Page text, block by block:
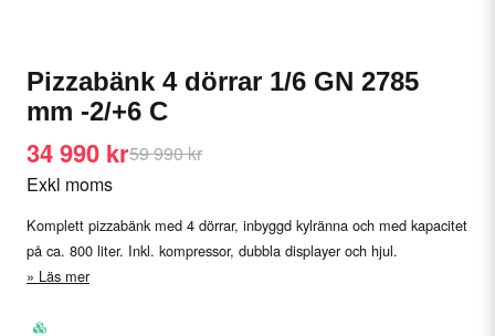
Pizzabänk 4 dörrar 1/6 GN 2785
mm -2/+6 C
59 990 kr
34 990 kr
Exkl moms
Komplett pizzabänk med 4 dörrar, inbyggd kylränna och med kapacitet
på ca. 800 liter. Inkl. kompressor, dubbla displayer och hjul.
Läs mer